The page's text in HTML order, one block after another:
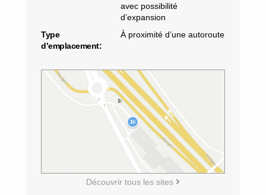
avec possibilité
d’expansion
Type
d’emplacement:
À proximité d’une autoroute
Découvrir tous les sites